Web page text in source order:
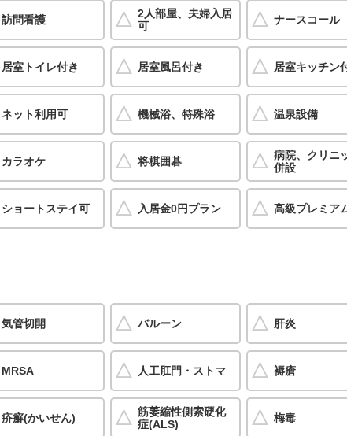
訪問看護
2人部屋、夫婦入居
可
ナースコール
居室トイレ付き 居室風呂付き 居室キッチン
ネット利用可 機械浴、特殊浴 温泉設備
カラオケ 将棋囲碁
病院、クリニ
併設
ショートステイ可 入居金0円プラン 高級プレミア
気管切開 バルーン 肝炎
MRSA 人工肛門・ストマ 褥瘡
疥癬(かいせん)
筋萎縮性側索硬化
症(ALS)
梅毒